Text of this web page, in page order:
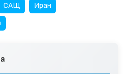
САЩ
Иран